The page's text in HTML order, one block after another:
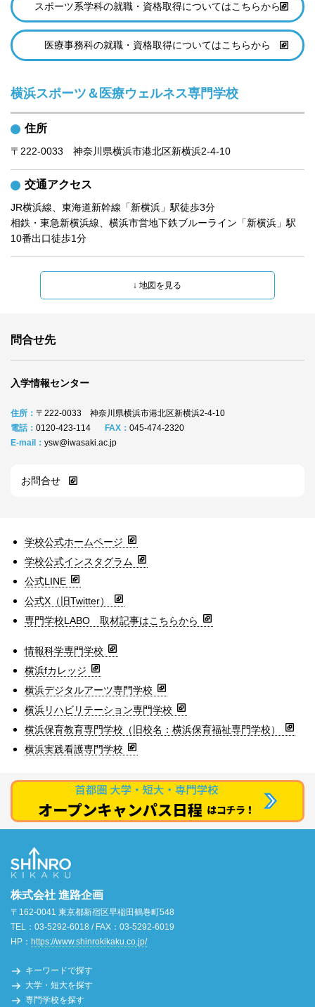
スポーツ系学科の就職・資格取得についてはこちらから
医療事務科の就職・資格取得についてはこちらから
横浜スポーツ＆医療ウェルネス専門学校
住所
〒222-0033　神奈川県横浜市港北区新横浜2-4-10
交通アクセス
JR横浜線、東海道新幹線「新横浜」駅徒歩3分
相鉄・東急新横浜線、横浜市営地下鉄ブルーライン「新横浜」駅
10番出口徒歩1分
問合せ先
入学情報センター
住所： 〒222-0033 神奈川県横浜市港北区新横浜2-4-10
電話： 0120-423-114 FAX： 045-474-2320
E-mail： ysw@iwasaki.ac.jp
お問合せ
学校公式ホームページ
学校公式インスタグラム
公式LINE
公式X（旧Twitter）
専門学校LABO 取材記事はこちらから
情報科学専門学校
横浜fカレッジ
横浜デジタルアーツ専門学校
横浜リハビリテーション専門学校
横浜保育教育専門学校（旧校名：横浜保育福祉専門学校）
横浜実践看護専門学校
株式会社 進路企画
〒162-0041 東京都新宿区早稲田鶴巻町548
TEL：03-5292-6018 / FAX：03-5292-6019
HP： https://www.shinrokikaku.co.jp/
キーワードで探す
大学・短大を探す
専門学校を探す